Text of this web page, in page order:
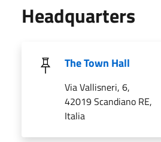
Headquarters
The Town Hall
Via Vallisneri, 6,
42019 Scandiano RE,
Italia